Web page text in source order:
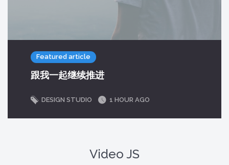
Featured article
跟我一起继续推进
DESIGN STUDIO 1 HOUR AGO
Video JS